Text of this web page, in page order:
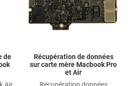
Add to Compare
de
Récupération de données
sur carte mère Macbook Pro
et Air